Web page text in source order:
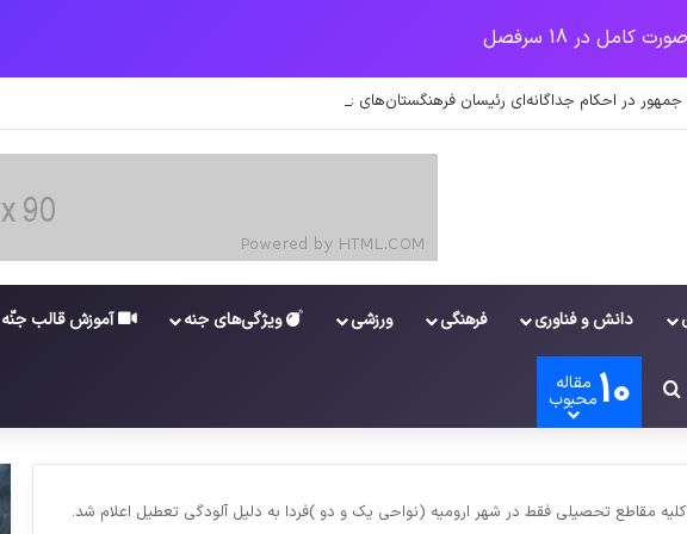
در 18 سرفصل
در احکام جداگانه‌ای رئیسان فرهنگستان‌های علوم پزشکی، علوم و زبان و ادب فارسی را منصوب کرد.
دانش و فناوری فرهنگی ورزشی ویژگی‌های جنه آموزش قالب جنّه
تغییر پوسته
جستجو برای
10 مقاله
محبوب
مقاطع تحصیلی فقط در شهر ارومیه (نواحی یک و دو )فردا به دلیل آلودگی تعطیل اعلام شد.